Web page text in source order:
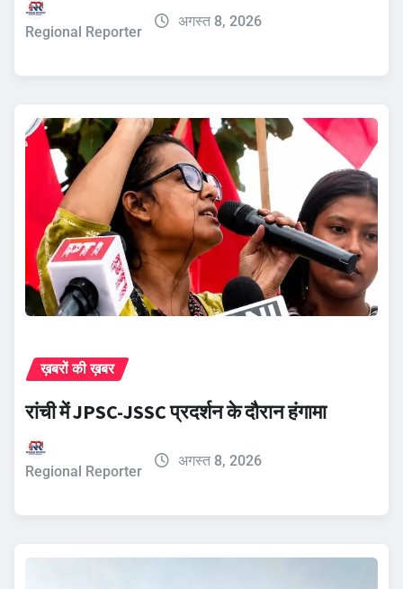
Regional Reporter
अगस्त 8, 2026
ख़बरों की ख़बर
रांची में JPSC-JSSC प्रदर्शन के दौरान हंगामा
Regional Reporter
अगस्त 8, 2026